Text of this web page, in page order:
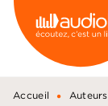
MENU
PIED DE PAGE
Accueil • Auteurs